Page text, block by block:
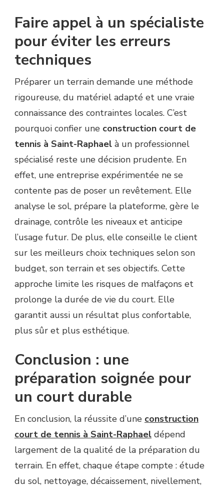
Faire appel à un spécialiste
pour éviter les erreurs
techniques
Préparer un terrain demande une méthode
rigoureuse, du matériel adapté et une vraie
connaissance des contraintes locales. C’est
pourquoi confier une construction court de
tennis à Saint-Raphael à un professionnel
spécialisé reste une décision prudente. En
effet, une entreprise expérimentée ne se
contente pas de poser un revêtement. Elle
analyse le sol, prépare la plateforme, gère le
drainage, contrôle les niveaux et anticipe
l’usage futur. De plus, elle conseille le client
sur les meilleurs choix techniques selon son
budget, son terrain et ses objectifs. Cette
approche limite les risques de malfaçons et
prolonge la durée de vie du court. Elle
garantit aussi un résultat plus confortable,
plus sûr et plus esthétique.
Conclusion : une
préparation soignée pour
un court durable
En conclusion, la réussite d’une construction
court de tennis à Saint-Raphael dépend
largement de la qualité de la préparation du
terrain. En effet, chaque étape compte : étude
du sol, nettoyage, décaissement, nivellement,